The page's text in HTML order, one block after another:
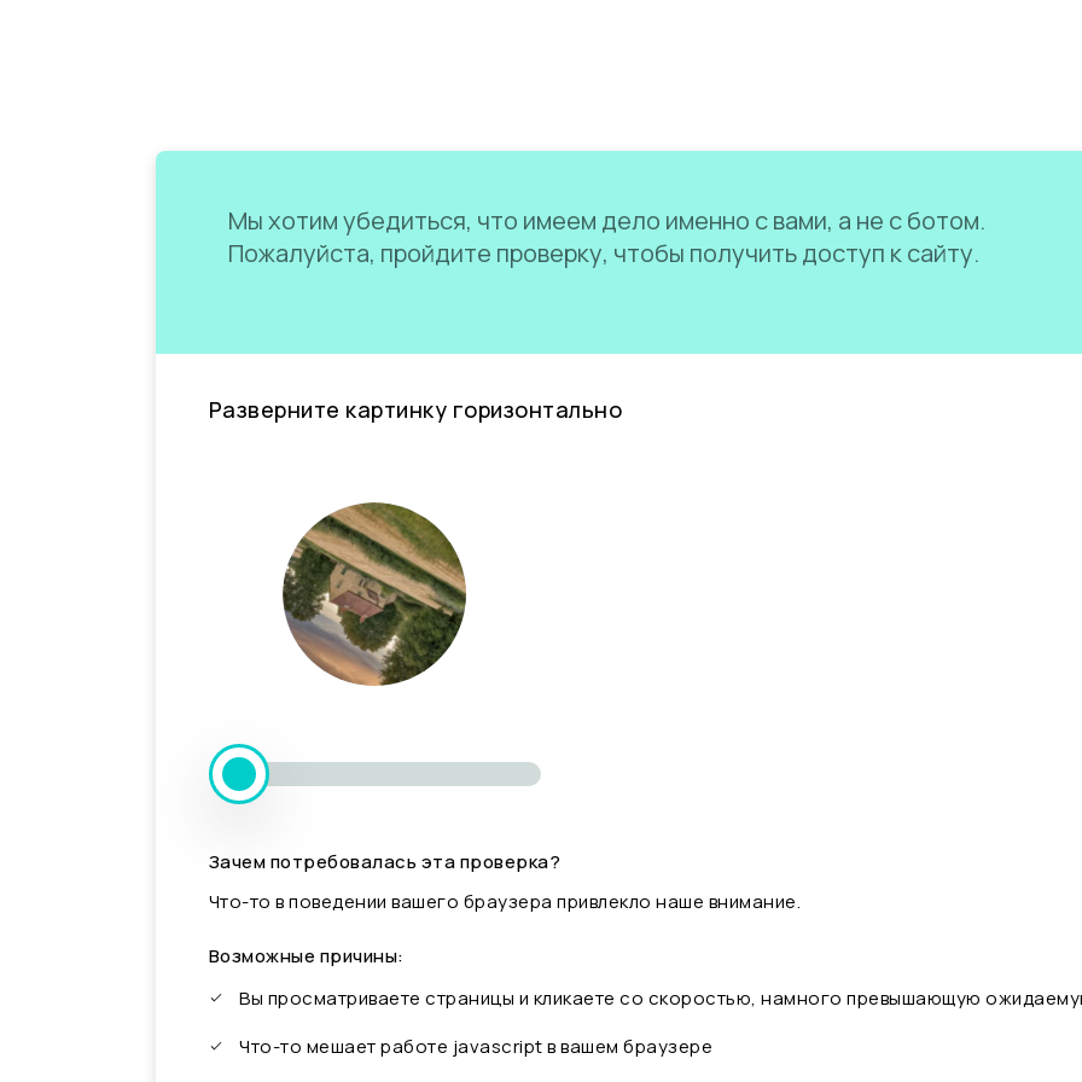
Мы хотим убедиться, что имеем дело именно с вами, а не с ботом.
Пожалуйста, пройдите проверку, чтобы получить доступ к сайту.
Разверните картинку горизонтально
Зачем потребовалась эта проверка?
Что-то в поведении вашего браузера привлекло наше внимание.
Возможные причины:
Вы просматриваете страницы и кликаете со скоростью, намного превышающую
Что-то мешает работе javascript в вашем браузере